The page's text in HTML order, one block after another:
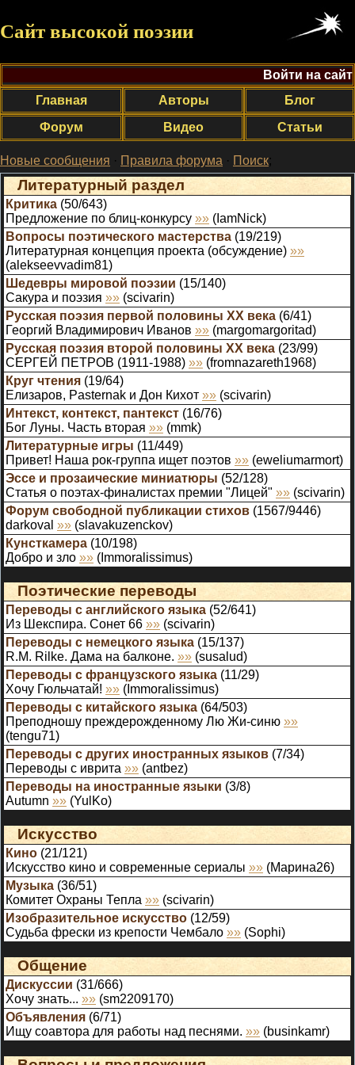
Сайт высокой поэзии
Войти на сайт
Главная
Авторы
Блог
Форум
Видео Статьи
Новые сообщения · Правила форума · Поиск;
Литературный раздел
Критика (50/643)
Предложение по блиц-конкурсу »» ( IamNick)
Вопросы поэтического мастерства (19/219)
Литературная концепция проекта (обсуждение) »»
(alekseevvadim81)
Шедевры мировой поэзии (15/140)
Сакура и поэзия »» (scivarin)
Русская поэзия первой половины XX века (6/41)
Георгий Владимирович Иванов »» (margomargoritad)
Русская поэзия второй половины XX века (23/99)
СЕРГЕЙ ПЕТРОВ (1911-1988) »» (fromnazareth1968)
Круг чтения (19/64)
Елизаров, Pasternak и Дон Кихот »» (scivarin)
Интекст, контекст, пантекст (16/76)
Бог Луны. Часть вторая »» (mmk)
Литературные игры (11/449)
Привет! Наша рок-группа ищет поэтов »» (eweliumarmort)
Эссе и прозаические миниатюры (52/128)
Статья о поэтах-финалистах премии "Лицей" »» (scivarin)
Форум свободной публикации стихов (1567/9446)
darkoval »» (slavakuzenckov)
Кунсткамера (10/198)
Добро и зло »» ( Immoralissimus)
Поэтические переводы
Переводы с английского языка (52/641)
Из Шекспира. Сонет 66 »» (scivarin)
Переводы с немецкого языка (15/137)
R.M. Rilke. Дама на балконе. »» (susalud)
Переводы с французского языка (11/29)
Хочу Гюльчатай! »» ( Immoralissimus)
Переводы с китайского языка (64/503)
Преподношу преждерожденному Лю Жи-синю »»
(tengu71)
Переводы с других иностранных языков (7/34)
Переводы с иврита »» (antbez)
Переводы на иностранные языки (3/8)
Autumn »» (YulKo)
Искусство
Кино (21/121)
Искусство кино и современные сериалы »» (Марина26)
Музыка (36/51)
Комитет Охраны Тепла »» (scivarin)
Изобразительное искусство (12/59)
Судьба фрески из крепости Чембало »» (Sophi)
Общение
Дискуссии (31/666)
Хочу знать... »» (sm2209170)
Объявления (6/71)
Ищу соавтора для работы над песнями. »» (businkamr)